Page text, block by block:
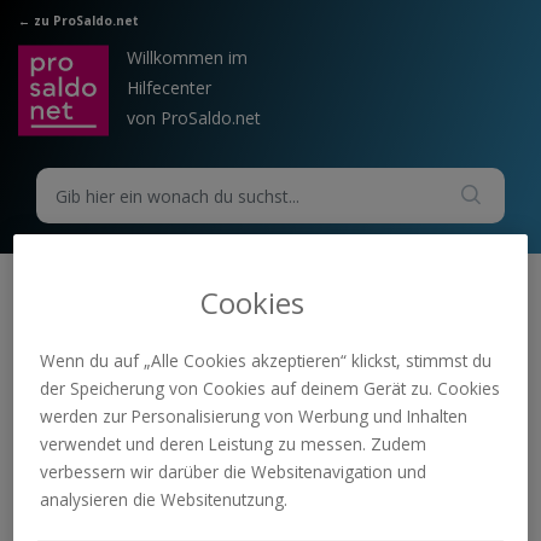
Zum hauptsächlichen Inhalt gehen
← zu ProSaldo.net
Willkommen im
Hilfecenter
von ProSaldo.net
Home
tung
E/A
piele
ungen E/A
E/A Buchungsbeispiele
Eröffnungsbuchungen E/A
Cookies
Wenn du auf „Alle Cookies akzeptieren“ klickst, stimmst du
der Speicherung von Cookies auf deinem Gerät zu. Cookies
werden zur Personalisierung von Werbung und Inhalten
verwendet und deren Leistung zu messen. Zudem
verbessern wir darüber die Websitenavigation und
analysieren die Websitenutzung.